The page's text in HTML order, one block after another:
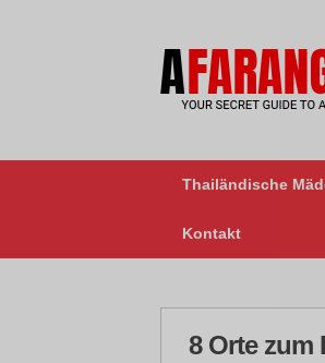
Thailändische
Kontakt
8 Orte zum